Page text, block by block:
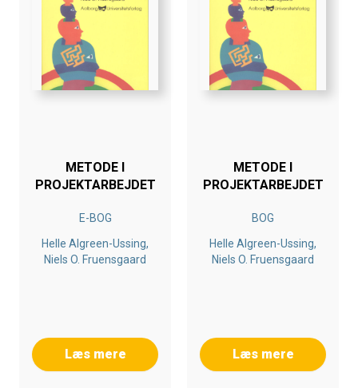
METODE I
PROJEKTARBEJDET
E-BOG
Helle Algreen-Ussing,
Niels O. Fruensgaard
Læs mere
METODE I
PROJEKTARBEJDET
BOG
Helle Algreen-Ussing,
Niels O. Fruensgaard
Læs mere